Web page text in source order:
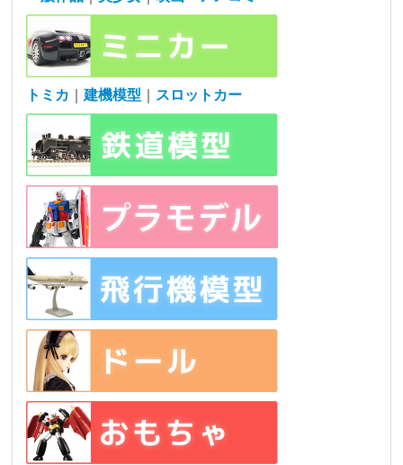
トミカ ｜建機模型 スロットカー